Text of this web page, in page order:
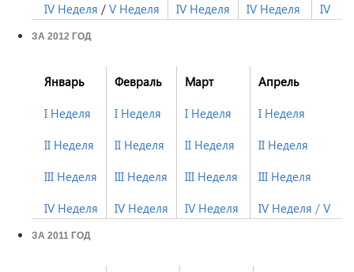
IV Неделя / V Неделя
IV Неделя
IV Неделя
IV
ЗА 2012 ГОД
Январь
I Неделя
II Неделя
III Неделя
IV Неделя
Февраль
I Неделя
II Неделя
III Неделя
IV Неделя
Март
I Неделя
II Неделя
III Неделя
IV Неделя
Апрель
I Неделя
II Неделя
III Неделя
IV Неделя / V
ЗА 2011 ГОД